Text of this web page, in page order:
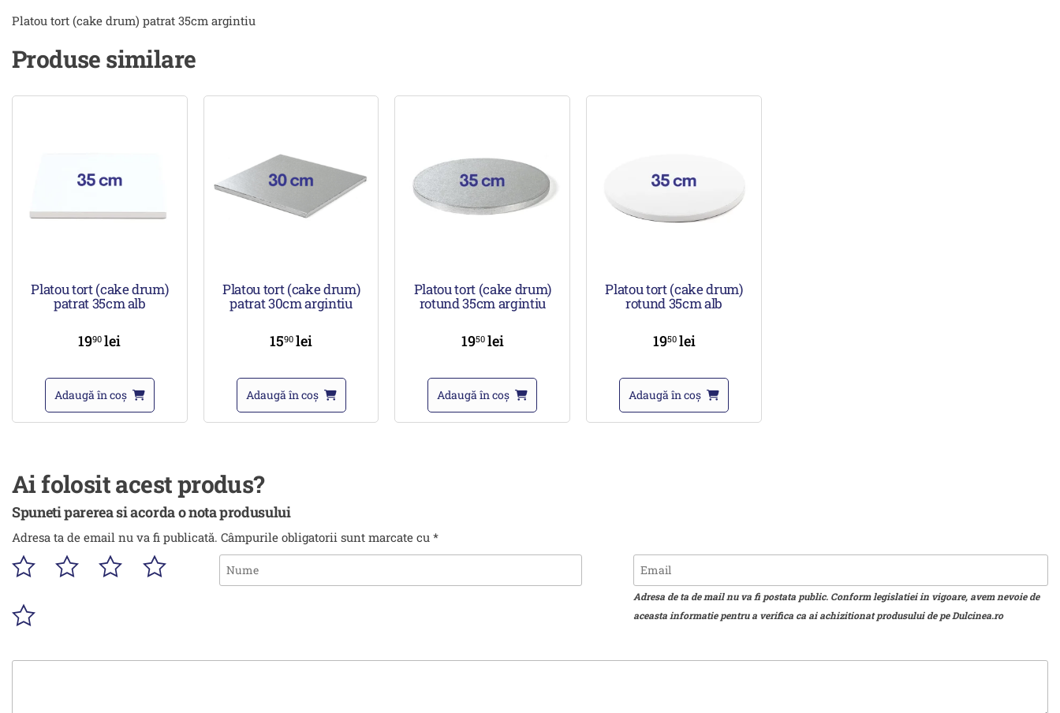
Platou tort (cake drum) patrat 35cm argintiu
Produse similare
Platou tort (cake drum)
patrat 35cm alb
1990lei
Adaugă în coș
Platou tort (cake drum)
patrat 30cm argintiu
1590lei
Adaugă în coș
Platou tort (cake drum)
rotund 35cm argintiu
1950 lei
Adaugă în coș
Platou tort (cake drum)
rotund 35cm alb
1950 lei
Adaugă în coș
Ai folosit acest produs?
Spuneti parerea si acorda o nota produsului
Adresa ta de email nu va fi publicată. Câmpurile obligatorii sunt marcate cu *
Adresa de ta de mail nu va fi postata public. Conform legislatiei in vigoare, avem nevoie de
aceasta informatie pentru a verifica ca ai achizitionat produsului de pe Dulcinea.ro